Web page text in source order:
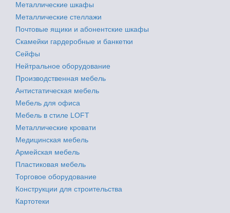
Металлические шкафы
Металлические стеллажи
Почтовые ящики и абонентские шкафы
Скамейки гардеробные и банкетки
Сейфы
Нейтральное оборудование
Производственная мебель
Антистатическая мебель
Мебель для офиса
Мебель в стиле LOFT
Металлические кровати
Медицинская мебель
Армейская мебель
Пластиковая мебель
Торговое оборудование
Конструкции для строительства
Картотеки